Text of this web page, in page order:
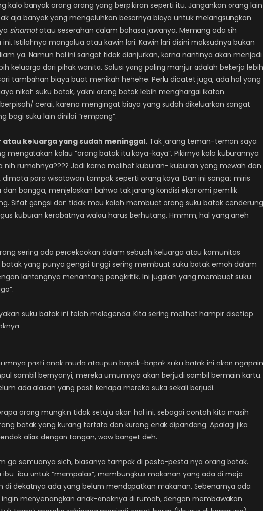
kalo banyak orang orang yang berpikiran seperti itu. Jangankan orang lain
aja banyak yang mengeluhkan besarnya biaya untuk melangsungkan
sinamotatau seserahan dalam bahasa jawanya. Memang ada sih
Istilahnya mangalua atau kawin lari. Kawin lari disini maksudnya bukan
ya. Namun hal ini sangat tidak dianjurkan, karna nantinya akan menjadi
keluarga dari pihak wanita. Solusi yang paling manjur adalah bekerja lebih
tambahan biaya buat menikah hehehe. Perlu dicatet juga, ada hal yang
nikah suku batak, yakni orang batak lebih menghargai ikatan
cerai, karena mengingat biaya yang sudah dikeluarkan sangat
bagi suku lain dinilai “rempong”.
keluarga yang sudah meninggal. Tak jarang teman-teman saya
mengatakan kalau “orang batak itu kaya-kaya”. Pikirnya kalo kuburannya
nih rumahnya???? Jadi karna melihat kuburan- kuburan yang mewah dan
para wisatawan tampak seperti orang kaya. Dan ini sangat miris
bangga, menjelaskan bahwa tak jarang kondisi ekonomi pemilik
Sifat gengsi dan tidak mau kalah membuat orang suku batak cenderung
kuburan kerabatnya walau harus berhutang. Hmmm, hal yang aneh
sering ada percekcokan dalam sebuah keluarga atau komunitas
batak yang punya gengsi tinggi sering membuat suku batak emoh dalam
lantangnya menantang pengkritik. Ini jugalah yang membuat suku
suku batak ini telah melegenda. Kita sering melihat hampir disetiap
pasti anak muda ataupun bapak-bapak suku batak ini akan ngapain
sambil bernyanyi, mereka umumnya akan berjudi sambil bermain kartu.
ada alasan yang pasti kenapa mereka suka sekali berjudi.
orang mungkin tidak setuju akan hal ini, sebagai contoh kita masih
batak yang kurang tertata dan kurang enak dipandang. Apalagi jika
alias dengan tangan, waw banget deh.
ga semuanya sich, biasanya tampak di pesta-pesta nya orang batak.
ibu-ibu untuk “mempalas”, membungkus makanan yang ada di meja
di dekatnya ada yang belum mendapatkan makanan. Sebenarnya ada
ingin menyenangkan anak-anaknya di rumah, dengan membawakan